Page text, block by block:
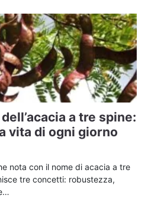
a tre spine:
vita di ogni giorno
nota con il nome di acacia a tre
tre concetti: robustezza,